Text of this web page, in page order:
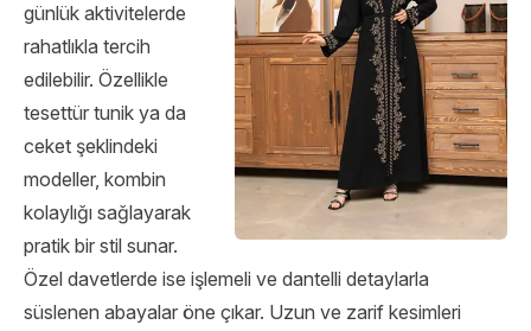
günlük aktivitelerde
rahatlıkla tercih
edilebilir. Özellikle
tesettür tunik ya da
ceket şeklindeki
modeller, kombin
kolaylığı sağlayarak
pratik bir stil sunar.
Özel davetlerde ise işlemeli ve dantelli detaylarla
süslenen abayalar öne çıkar. Uzun ve zarif kesimleri